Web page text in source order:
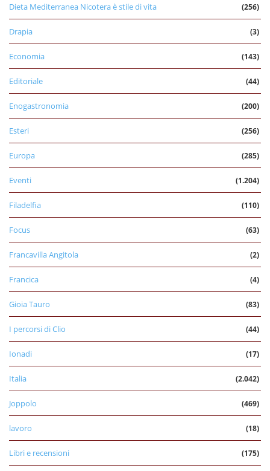
Dieta Mediterranea Nicotera è stile di vita (256)
Drapia (3)
Economia (143)
Editoriale (44)
Enogastronomia (200)
Esteri (256)
Europa (285)
Eventi (1.204)
Filadelfia (110)
Focus (63)
Francavilla Angitola (2)
Francica (4)
Gioia Tauro (83)
I percorsi di Clio (44)
Ionadi (17)
Italia (2.042)
Joppolo (469)
lavoro (18)
Libri e recensioni (175)